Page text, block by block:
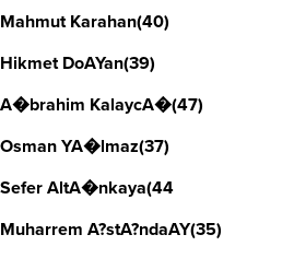
Mahmut Karahan(40)
Hikmet DoAYan(39)
A�brahim KalaycA�(47)
Osman YA�lmaz(37)
Sefer AltA�nkaya(44
Muharrem A?stA?ndaAY(35)